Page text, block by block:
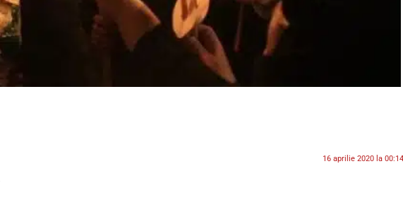
16 aprilie 2020 la 00:14